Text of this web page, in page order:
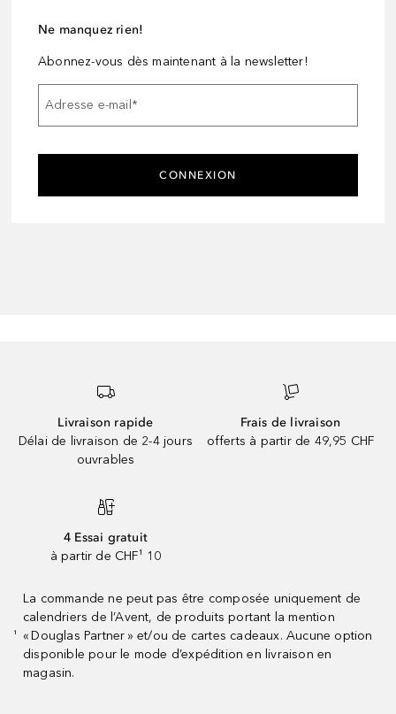
Ne manquez rien!
Abonnez-vous dès maintenant à la newsletter!
Adresse e-mail *
CONNEXION
Livraison rapide
Délai de livraison de 2-4 jours
ouvrables
Frais de livraison
offerts à partir de 49,95 CHF
4 Essai gratuit
à partir de CHF¹ 10
¹
La commande ne peut pas être composée uniquement de
calendriers de l’Avent, de produits portant la mention
« Douglas Partner » et/ou de cartes cadeaux. Aucune option
disponible pour le mode d’expédition en livraison en
magasin.